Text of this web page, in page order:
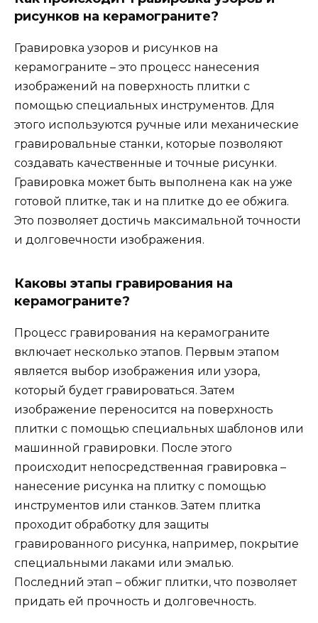
рисунков на керамограните?
Гравировка узоров и рисунков на
керамограните – это процесс нанесения
изображений на поверхность плитки с
помощью специальных инструментов. Для
этого используются ручные или механические
гравировальные станки, которые позволяют
создавать качественные и точные рисунки.
Гравировка может быть выполнена как на уже
готовой плитке, так и на плитке до ее обжига.
Это позволяет достичь максимальной точности
и долговечности изображения.
Каковы этапы гравирования на
керамограните?
Процесс гравирования на керамограните
включает несколько этапов. Первым этапом
является выбор изображения или узора,
который будет гравироваться. Затем
изображение переносится на поверхность
плитки с помощью специальных шаблонов или
машинной гравировки. После этого
происходит непосредственная гравировка –
нанесение рисунка на плитку с помощью
инструментов или станков. Затем плитка
проходит обработку для защиты
гравированного рисунка, например, покрытие
специальными лаками или эмалью.
Последний этап – обжиг плитки, что позволяет
придать ей прочность и долговечность.